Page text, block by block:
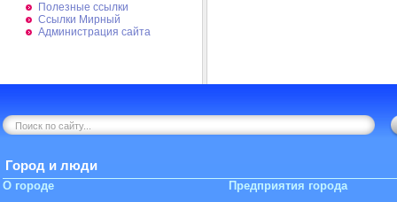
Полезные ссылки
Ссылки Мирный
Администрация сайта
Город и люди
О городе Предприятия города